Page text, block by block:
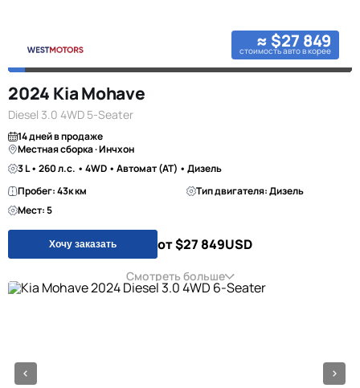
≈ $27 849
стоимость авто в корее
2024 Kia Mohave
Diesel 3.0 4WD 5-Seater
14 дней в продаже
Местная сборка · Инчхон
3 L • 260 л.с. • 4WD • Автомат (AT) • Дизель
Пробег: 43к км
Тип двигателя: Дизель
Мест: 5
Хочу заказать от $27 849USD
Смотреть больше